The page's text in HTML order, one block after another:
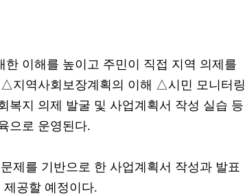
이해를 높이고 주민이 직접 지역 의제를
지역사회보장계획의 이해 △시민 모니터링
지 의제 발굴 및 사업계획서 작성 실습 등
으로 운영된다.
제를 기반으로 한 사업계획서 작성과 발표
공할 예정이다.